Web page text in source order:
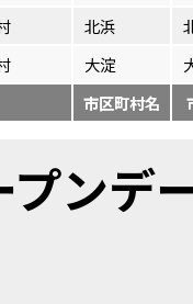
北浜
大淀
市区町村名
プン